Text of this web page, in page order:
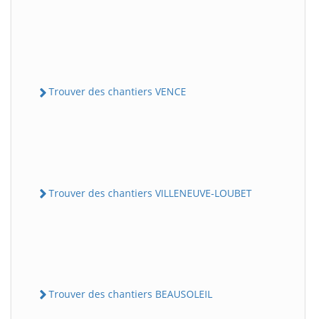
Trouver des chantiers VENCE
Trouver des chantiers VILLENEUVE-LOUBET
Trouver des chantiers BEAUSOLEIL